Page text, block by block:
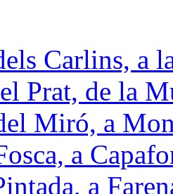
Carlins, a
Prat, de la
Miró, a
a
a